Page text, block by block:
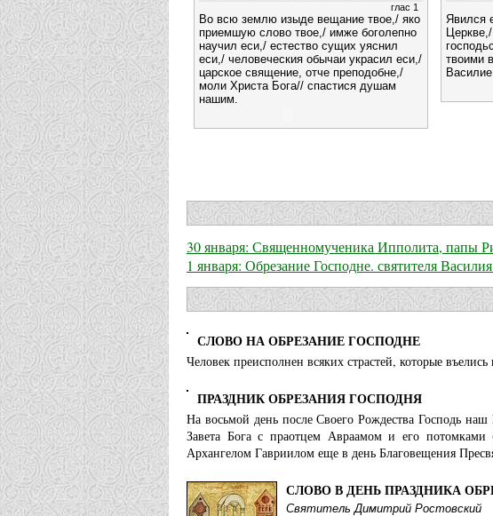
глас 1
Во всю землю изыде вещание твое,/ яко
приемшую слово твое,/ имже боголепно
научил еси,/ естество сущих уяснил
еси,/ человеческия обычаи украсил еси,/
царское священие, отче преподобне,/
моли Христа Бога// спастися душам
нашим.
Явился
твоими
30 января: Священномученика Ипполита, папы
1 января: Обрезание Господне. святителя
СЛОВО НА ОБРЕЗАНИЕ ГОСПОДНЕ
Человек преисполнен всяких страстей, которые
ПРАЗДНИК ОБРЕЗАНИЯ ГОСПОДНЯ
На восьмой день после Своего Рождества Господь
Завета Бога с праотцем Авраамом и его
Архангелом Гавриилом еще в день Благовещения
СЛОВО В ДЕНЬ ПРАЗДНИКА
Святитель Димитрий Ростовский